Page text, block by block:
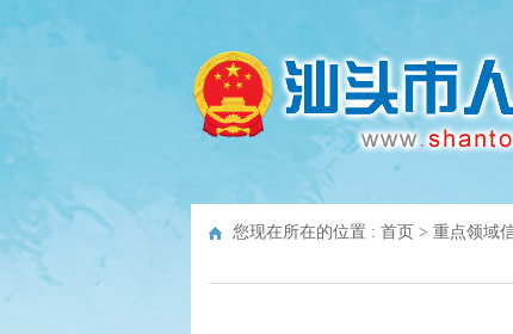
您现在所在的位置 : 首页 > 重点领域